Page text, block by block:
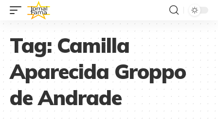
Tag:Camilla
Aparecida Groppo
de Andrade